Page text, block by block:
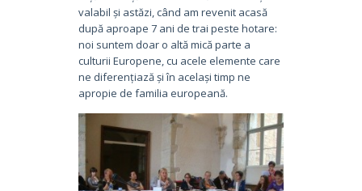
valabil și astăzi, când am revenit acasă
după aproape 7 ani de trai peste hotare:
noi suntem doar o altă mică parte a
culturii Europene, cu acele elemente care
ne diferențiază și în același timp ne
apropie de familia europeană.